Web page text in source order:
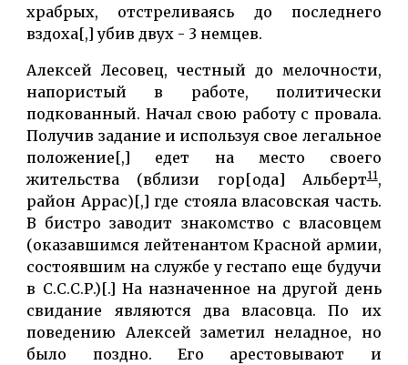
храбрых, отстреливаясь до последнего
вздоха[,] убив двух - 3 немцев.
Алексей Лесовец, честный до мелочности,
напористый в работе, политически
подкованный. Начал свою работу с провала.
Получив задание и используя свое легальное
положение[,] едет на место своего
жительства (вблизи гор[ода] Альберт11,
район Аррас)[,] где стояла власовская часть.
В бистро заводит знакомство с власовцем
(оказавшимся лейтенантом Красной армии,
состоявшим на службе у гестапо еще будучи
в С.С.С.Р.)[.] На назначенное на другой день
свидание являются два власовца. По их
поведению Алексей заметил неладное, но
было поздно. Его арестовывают и